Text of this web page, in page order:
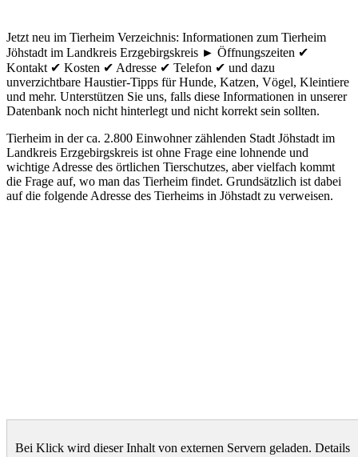
Jetzt neu im Tierheim Verzeichnis: Informationen zum Tierheim
Jöhstadt im Landkreis Erzgebirgskreis ► Öffnungszeiten ✔
Kontakt ✔ Kosten ✔ Adresse ✔ Telefon ✔ und dazu
unverzichtbare Haustier-Tipps für Hunde, Katzen, Vögel, Kleintiere
und mehr. Unterstützen Sie uns, falls diese Informationen in unserer
Datenbank noch nicht hinterlegt und nicht korrekt sein sollten.
Tierheim in der ca. 2.800 Einwohner zählenden Stadt Jöhstadt im
Landkreis Erzgebirgskreis ist ohne Frage eine lohnende und
wichtige Adresse des örtlichen Tierschutzes, aber vielfach kommt
die Frage auf, wo man das Tierheim findet. Grundsätzlich ist dabei
auf die folgende Adresse des Tierheims in Jöhstadt zu verweisen.
Bei Klick wird dieser Inhalt von externen Servern geladen. Details